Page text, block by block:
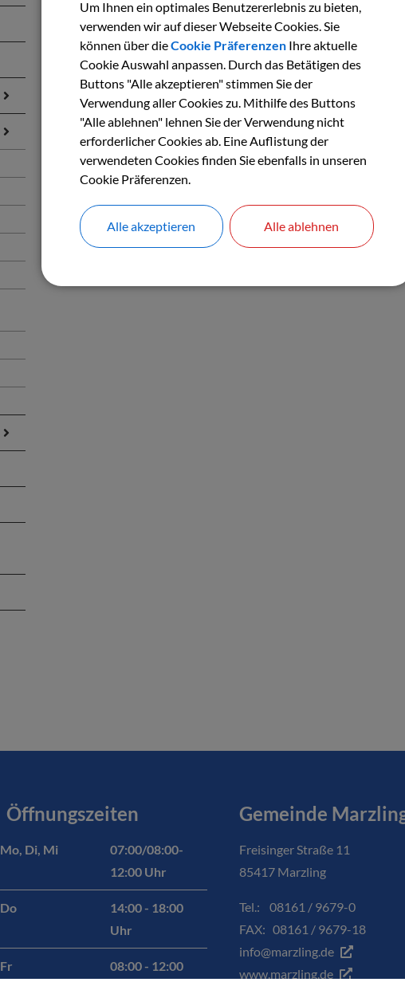
Weiterlesen
Ortsplan
über Google Maps
Weiterlesen
Öffnungszeiten
Mo, Di, Mi
07:00/08:00-
12:00 Uhr
Do
14:00 - 18:00
Uhr
Fr
08:00 - 12:00
Gemeinde
Freisinger Straße 11
85417 Marzling
Tel.: 08161 / 9679-0
FAX: 08161 / 9679-18
info@marzling.de
www.marzling.de
Um Ihnen ein optimales Benutzererlebnis zu bieten,
verwenden wir auf dieser Webseite Cookies. Sie
können über dieCookie PräferenzenIhre aktuelle
Cookie Auswahl anpassen. Durch das Betätigen des
Buttons "Alle akzeptieren" stimmen Sie der
Verwendung aller Cookies zu. Mithilfe des Buttons
"Alle ablehnen" lehnen Sie der Verwendung nicht
erforderlicher Cookies ab. Eine Auflistung der
verwendeten Cookies finden Sie ebenfalls in unseren
Cookie Präferenzen.
Alle akzeptieren Alle ablehnen